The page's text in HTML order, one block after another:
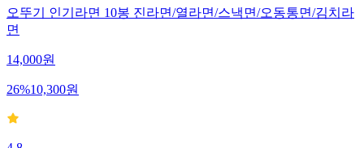
오뚜기 인기라면 10봉 진라면/열라면/스낵면/오동통면/김치라
면
14,000원
26%10,300원